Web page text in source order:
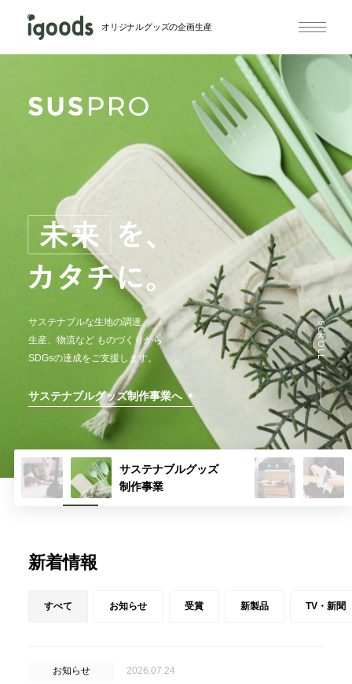
オリジナルグッズの企画生産
企業の別注品オリジナルグッズ制作を
ものづくりのプロが企画〜納品まで
一括サポートします。
完全特注グッズ制作事業へ
サステナブルな生地の調達、
生産、物流などものづくりから
SDGsの達成をご支援します。
サステナブルグッズ制作事業へ
業務用ロボットを筆頭に
企業向け衛生・防災グッズを販売し
フルオーダーでオリジナル制作も承っています。
メーカー事業へ
お取引社数は3,000社以上。
多様な業界を手掛ける、
アイグッズの制作事例をご紹介します。
制作事例へ
SCROLL
サステナブルグッズ
制作事業
新着情報
すべて お知らせ 受賞 新製品 TV・新聞
お知らせ 2026.07.24